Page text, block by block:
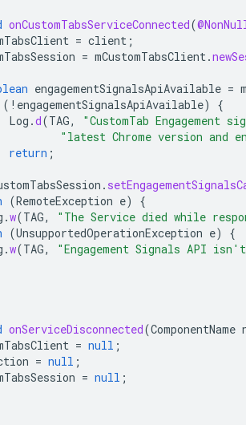
onCustomTabsServiceConnected(
= client ;
= mCustomTabsClient.
engagementSignalsApiAvailable =
( ! engagementSignalsApiAvailable)
{
Log .d(TAG,
"CustomTab
"latest Chrome version and
return ;
.
(RemoteException e)
{
.w(TAG,
"The Service died while
(UnsupportedOperationException e)
{
.w(TAG,
"Engagement Signals API
onServiceDisconnected(ComponentName
= null ;
= null ;
= null ;